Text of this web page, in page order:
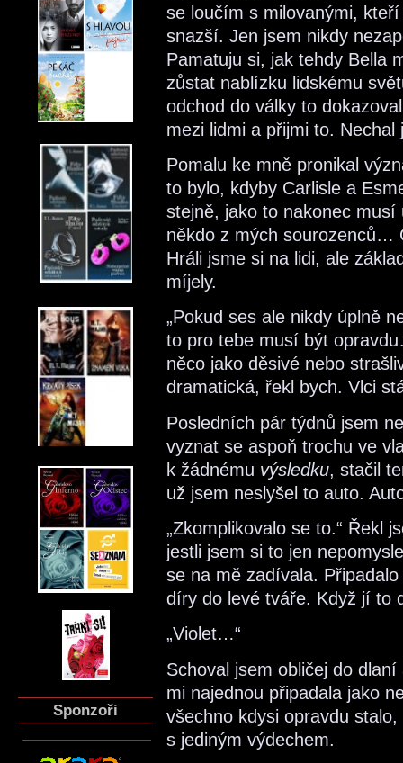
Sponzoři
se loučím s milovanými,
snazší. Jen jsem nikdy
Pamatuju si, jak tehdy Bella
zůstat nablízku lidskému
odchod do války to
mezi lidmi a přijmi to.
Pomalu ke mně pronikal
to bylo, kdyby Carlisle a
stejně, jako to nakonec
někdo z mých sourozenců…
Hráli jsme si na lidi, ale
míjely.
„Pokud ses ale nikdy úplně
to pro tebe musí být
něco jako děsivé nebo
dramatická, řekl bych. Vlci
Posledních pár týdnů jsem
vyznat se aspoň trochu ve
k žádnému výsledku, stačil
už jsem neslyšel to auto.
„Zkomplikovalo se to.“ Řekl
jestli jsem si to jen
se na mě zadívala.
díry do levé tváře. Když jí to
„Violet…“
Schoval jsem obličej do
mi najednou připadala jako
všechno kdysi opravdu
s jediným výdechem.